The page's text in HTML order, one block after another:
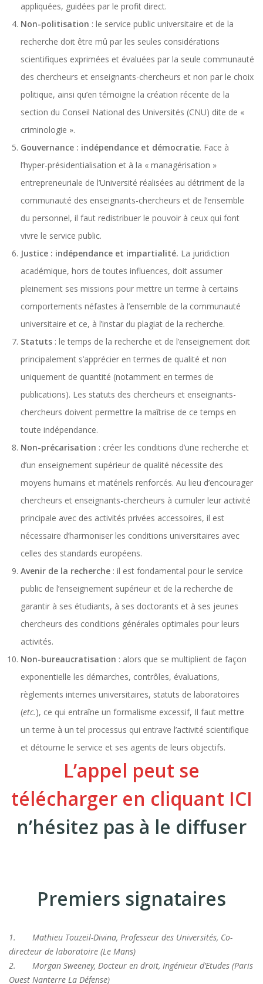
appliquées, guidées par le profit direct.
Non-politisation : le service public universitaire et de la
recherche doit être mû par les seules considérations
scientifiques exprimées et évaluées par la seule communauté
des chercheurs et enseignants-chercheurs et non par le choix
politique, ainsi qu’en témoigne la création récente de la
section du Conseil National des Universités (CNU) dite de «
criminologie ».
Gouvernance : indépendance et démocratie. Face à
l’hyper-présidentialisation et à la « managérisation »
entrepreneuriale de l’Université réalisées au détriment de la
communauté des enseignants-chercheurs et de l’ensemble
du personnel, il faut redistribuer le pouvoir à ceux qui font
vivre le service public.
Justice : indépendance et impartialité. La juridiction
académique, hors de toutes influences, doit assumer
pleinement ses missions pour mettre un terme à certains
comportements néfastes à l’ensemble de la communauté
universitaire et ce, à l’instar du plagiat de la recherche.
Statuts : le temps de la recherche et de l’enseignement doit
principalement s’apprécier en termes de qualité et non
uniquement de quantité (notamment en termes de
publications). Les statuts des chercheurs et enseignants-
chercheurs doivent permettre la maîtrise de ce temps en
toute indépendance.
Non-précarisation : créer les conditions d’une recherche et
d’un enseignement supérieur de qualité nécessite des
moyens humains et matériels renforcés. Au lieu d’encourager
chercheurs et enseignants-chercheurs à cumuler leur activité
principale avec des activités privées accessoires, il est
nécessaire d’harmoniser les conditions universitaires avec
celles des standards européens.
Avenir de la recherche : il est fondamental pour le service
public de l’enseignement supérieur et de la recherche de
garantir à ses étudiants, à ses doctorants et à ses jeunes
chercheurs des conditions générales optimales pour leurs
activités.
Non-bureaucratisation : alors que se multiplient de façon
exponentielle les démarches, contrôles, évaluations,
règlements internes universitaires, statuts de laboratoires
(etc.), ce qui entraîne un formalisme excessif, Il faut mettre
un terme à un tel processus qui entrave l’activité scientifique
et détourne le service et ses agents de leurs objectifs.
L’appel peut se
télécharger en cliquant ICI
n’hésitez pas à le diffuser
Premiers signataires
1. Mathieu Touzeil-Divina, Professeur des Universités, Co-
directeur de laboratoire (Le Mans)
2. Morgan Sweeney, Docteur en droit, Ingénieur d’Etudes (Paris
Ouest Nanterre La Défense)